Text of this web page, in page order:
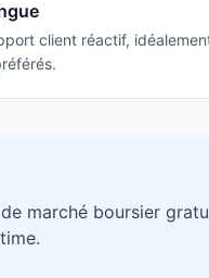
client réactif,
marché boursier